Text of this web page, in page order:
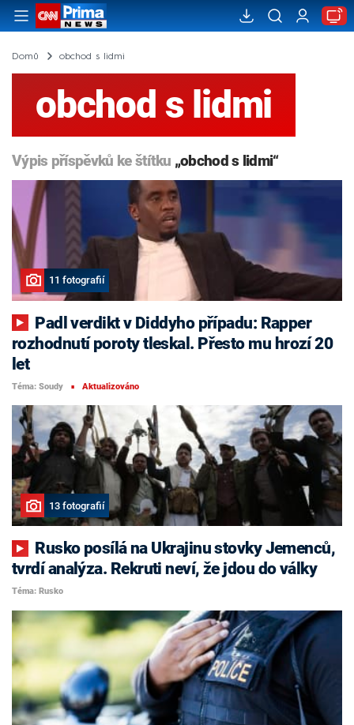
Domů obchod s lidmi
obchod s lidmi
Výpis příspěvků ke štítku „obchod s lidmi“
11 fotografií
rozhodnutí poroty tleskal. Přesto mu hrozí 20
let
Téma: Soudy ■ Aktualizováno
13 fotografií
tvrdí analýza. Rekruti neví, že jdou do války
Téma: Rusko